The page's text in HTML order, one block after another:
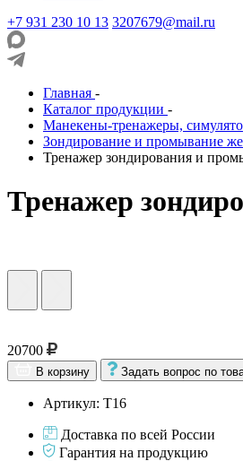
+7 931 230 10 13 3207679@mail.ru
Главная -
Каталог продукции -
Манекены-тренажеры,
Зондирование и промывание
Тренажер зондирования и
Тренажер
20700
В корзину Задать вопрос по
Артикул: Т16
Доставка по всей России
Гарантия на продукцию